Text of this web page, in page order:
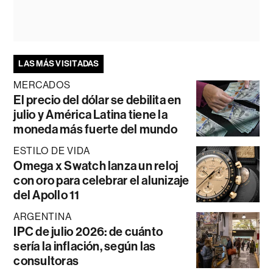
LAS MÁS VISITADAS
MERCADOS
El precio del dólar se debilita en
julio y América Latina tiene la
moneda más fuerte del mundo
ESTILO DE VIDA
Omega x Swatch lanza un reloj
con oro para celebrar el alunizaje
del Apollo 11
ARGENTINA
IPC de julio 2026: de cuánto
sería la inflación, según las
consultoras